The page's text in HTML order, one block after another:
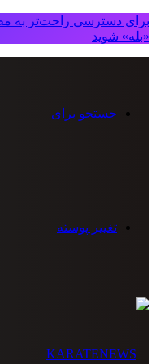
برای دسترسی راحت‌تر به
«بله» شوید
جستجو برای
تغییر پوسته